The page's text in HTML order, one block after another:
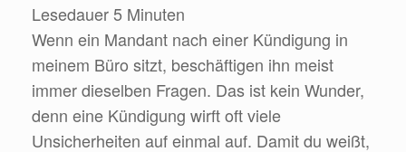
Lesedauer5 Minuten
Wenn ein Mandant nach einer Kündigung in
meinem Büro sitzt, beschäftigen ihn meist
immer dieselben Fragen. Das ist kein Wunder,
denn eine Kündigung wirft oft viele
Unsicherheiten auf einmal auf. Damit du weißt,